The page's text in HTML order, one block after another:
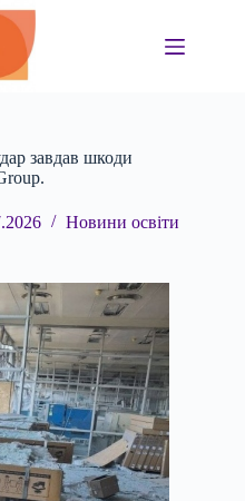
завдав шкоди
Новини освіти